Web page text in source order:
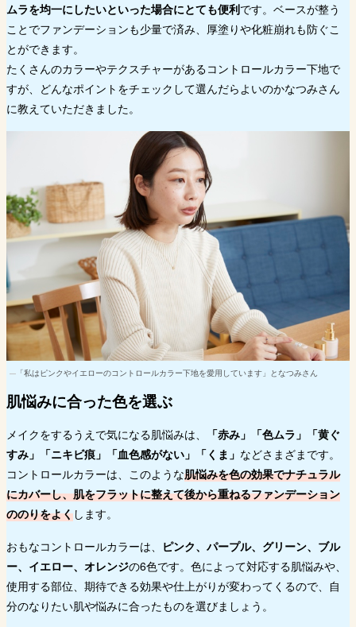
ムラを均一にしたいといった場合にとても便利です。ベースが整う
ことでファンデーションも少量で済み、厚塗りや化粧崩れも防ぐこ
とができます。
たくさんのカラーやテクスチャーがあるコントロールカラー下地で
すが、どんなポイントをチェックして選んだらよいのかなつみさん
に教えていただきました。
「私はピンクやイエローのコントロールカラー下地を愛用しています」となつみさん
肌悩みに合った色を選ぶ
メイクをするうえで気になる肌悩みは、
「赤み」「色ムラ」「黄ぐ
すみ」「ニキビ痕」「血色感がない」「くま」 などさまざまです。
コントロールカラーは、このような肌悩みを色の効果でナチュラル
にカバーし、肌をフラットに整えて後から重ねるファンデーション
ののりをよくします。
おもなコントロールカラーは、 ピンク、パープル、グリーン、ブル
ー、イエロー、オレンジの6色です。色によって対応する肌悩みや、
使用する部位、期待できる効果や仕上がりが変わってくるので、自
分のなりたい肌や悩みに合ったものを選びましょう。